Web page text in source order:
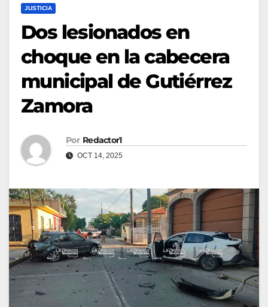
JUSTICIA
Dos lesionados en
choque en la cabecera
municipal de Gutiérrez
Zamora
Por Redactor1
OCT 14, 2025